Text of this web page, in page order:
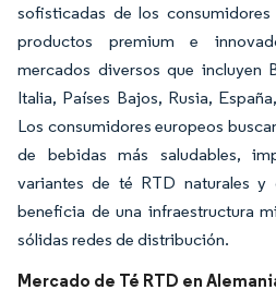
sofisticadas de los
productos premium e
mercados diversos que incluyen
Italia, Países Bajos, Rusia,
Los consumidores europeos
de bebidas más saludables,
variantes de té RTD naturales y
beneficia de una infraestructura
sólidas redes de distribución.
Mercado de Té RTD en